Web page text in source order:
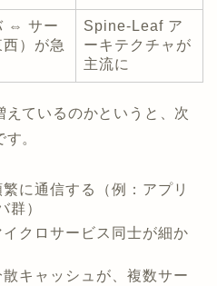
⇔ サー
）が急
Spine-Leaf ア
ーキテクチャが
主流に
ているのかというと、次
。
に通信する（例：アプリ
群）
クロサービス同士が細か
キャッシュが、複数サー